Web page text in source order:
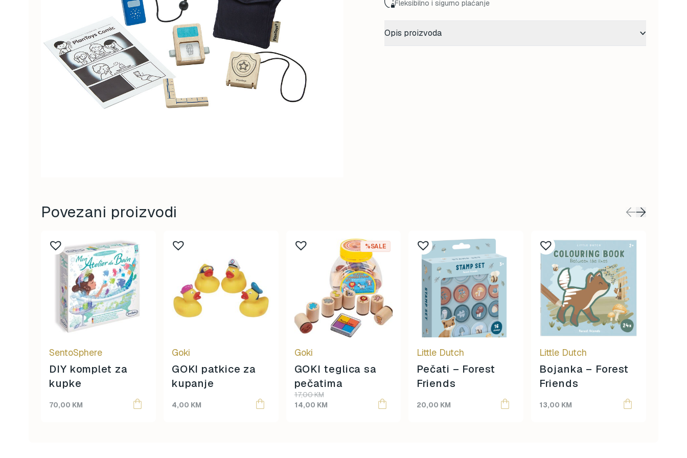
Fleksibilno i sigurno plaćanje
Opis proizvoda
Povezani proizvodi
SentoSphere
DIY komplet za
kupke
70,00 KM
Goki
GOKI patkice za
kupanje
4,00 KM
%SALE
Goki
GOKI teglica sa
pečatima
17,00KM
Original
price
14,00 KM
Current
price
Little Dutch
Pečati – Forest
Friends
20,00 KM
Little Dutch
Bojanka – Forest
Friends
13,00 KM